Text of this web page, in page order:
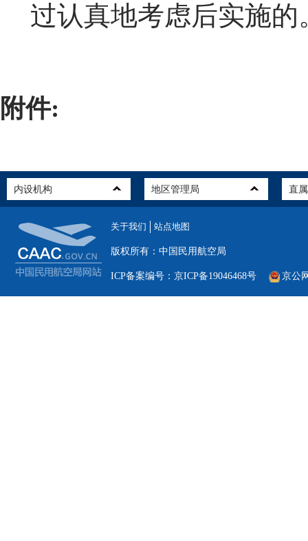
过认真地考虑后实施的
附件:
关于我们 站点地图
版权所有：中国民用航空局
ICP备案编号：京ICP备19046468号 京公